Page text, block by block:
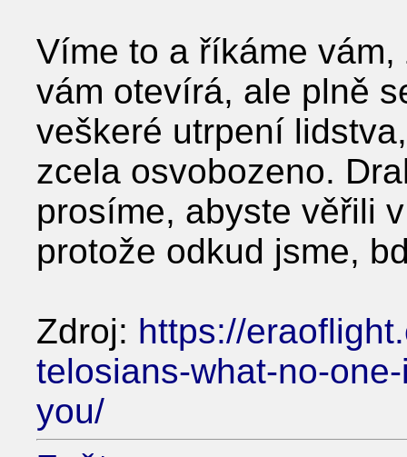
Víme to a říkáme
vám otevírá, ale plně
veškeré utrpení
zcela osvobozeno.
prosíme, abyste věřili
protože odkud jsme,
Zdroj: https://
telosians-what-no-
you/